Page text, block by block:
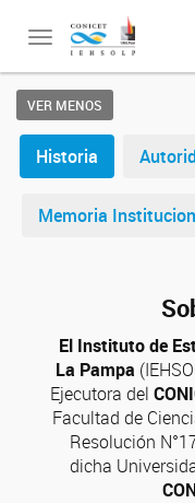
Toggle
VER MENOS
Historia
Memoria
El Instituto de
La Pampa
Ejecutora del
Facultad de
Resolución
dicha